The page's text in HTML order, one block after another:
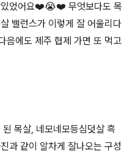
있었어요❤️😭❤️ 무엇보다도 목
밸런스가 이렇게 잘 어울리다
음에도 제주 협제 가면 또 먹고
목살, 네모네모등심덧살 흑
과 같이 알차게 잘나오는 구성